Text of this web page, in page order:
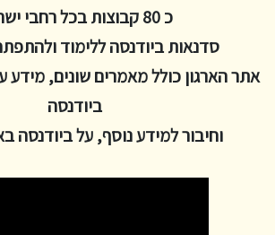
כ 80 קבוצות בכל רחבי ישראל.
סדנאות ביודנסה ללימוד
אתר הארגון כולל מאמרים שונים, מידע
ביודנסה
וחיבור למידע נוסף, על ביודנסה